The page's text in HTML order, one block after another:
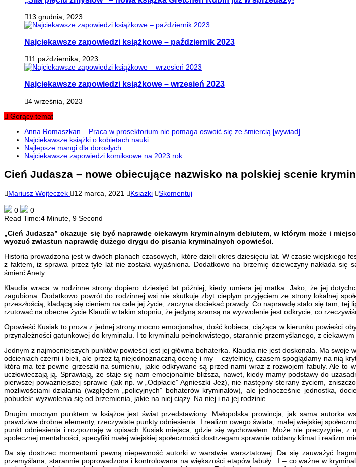
13 grudnia, 2023
Najciekawsze zapowiedzi książkowe – październik 2023
11 października, 2023
Najciekawsze zapowiedzi książkowe – wrzesień 2023
4 września, 2023
Gorący temat
Anna Romaszkan – Praca w prosektorium nie pomaga oswoić się ze śmiercią [wywiad]
Najciekawsze książki o kobietach nauki
Najlepsze mangi dla dorosłych
Najciekawsze zapowiedzi komiksowe na 2023 rok
Cień Judasza – nowe obiecujące nazwisko na polskiej scenie
Mariusz Wojteczek 12 marca, 2021 Ksiazki Skomentuj
0
0
Read Time:4 Minute, 9 Second
„Cień Judasza” okazuje się być naprawdę ciekawym kryminalnym debiutem, w którym może i
wyczuć zwiastun naprawdę dużego drygu do pisania kryminalnych opowieści.
Historia prowadzona jest w dwóch planach czasowych, które dzieli okres dziesięciu lat. W czasie wiejskiego
z faktem, iż sprawa przez tyle lat nie została wyjaśniona. Dodatkowo na brzemię dziewczyny nakłada
śmierć Anety.
Klaudia wraca w rodzinne strony dopiero dziesięć lat później, kiedy umiera jej matka. Jako, że jej
zagubiona. Dodatkowo powrót do rodzinnej wsi nie skutkuje zbyt ciepłym przyjęciem ze strony lokalnej
przeszłością, kładącą się cieniem na całe jej życie, zaczyna dociekać prawdy. Co naprawdę stało się tam,
rzutować na obecne życie Klaudii w takim stopniu, że jedyną szansą na wyzwolenie jest odkrycie, co
Opowieść Kusiak to proza z jednej strony mocno emocjonalna, dość kobieca, ciążąca w kierunku powieści
przynależności gatunkowej do kryminału. I to kryminału pełnokrwistego, starannie przemyślanego, z
Jednym z najmocniejszych punktów powieści jest jej główna bohaterka. Klaudia nie jest doskonała. Ma
odcieniach czerni i bieli, ale przez tą niejednoznaczną ocenę i my – czytelnicy, czasem spoglądamy na nią
która ma też pewne grzeszki na sumieniu, jakie odkrywane są przed nami wraz z rozwojem fabuły. Ale to
uczłowieczają ją. Sprawiają, że staje się nam emocjonalnie bliższa, nawet, kiedy mamy podstawy do
pierwszej poważniejszej sprawie (jak np. w „Odpłacie” Agnieszki Jeż), nie następny sterany życiem,
możliwościami działania (względem „policyjnych” bohaterów kryminałów), ale jednocześnie jednostka,
pobudek: wyzwolenia się od brzemienia, jakie na niej ciąży. Na niej i na jej rodzinie.
Drugim mocnym punktem w książce jest świat przedstawiony. Małopolska prowincja, jak sama autorka
prawdziwe drobne elementy, rzeczywiste punkty odniesienia. I realizm owego świata, małej wiejskiej
punkt odniesienia i rozpoznaję w opisach Kusiak miejsca, gdzie się wychowałem. Może nie precyzyjnie,
społecznej mentalności, specyfiki małej wiejskiej społeczności dostrzegam sprawnie oddany klimat i realizm
Da się dostrzec momentami pewną niepewność autorki w warstwie warsztatowej. Da się zauważyć
przemyślana, starannie poprowadzona i kontrolowana na większości etapów fabuły. I – co ważne w